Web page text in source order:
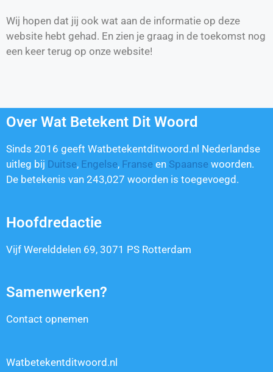
Wij hopen dat jij ook wat aan de informatie op deze
website hebt gehad. En zien je graag in de toekomst nog
een keer terug op onze website!
Over Wat Betekent Dit Woord
Sinds 2016 geeft Watbetekentditwoord.nl Nederlandse
uitleg bij Duitse, Engelse, Franse en Spaanse woorden.
De betekenis van 243,027 woorden is toegevoegd.
Hoofdredactie
Vijf Werelddelen 69, 3071 PS Rotterdam
Samenwerken?
Contact opnemen
Watbetekentditwoord.nl